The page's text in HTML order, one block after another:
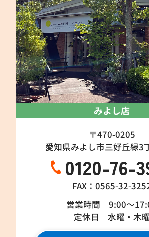
みよし店
〒470-0205
愛知県みよし市三好丘緑3
0120-76-
FAX：0565-32-
営業時間 9:00～
定休日 水曜・木曜